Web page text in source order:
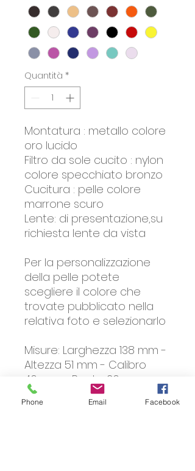
Quantità *
Montatura : metallo colore
oro lucido
Filtro da sole cucito : nylon
colore specchiato bronzo
Cucitura : pelle colore
marrone scuro
Lente: di presentazione,su
richiesta lente da vista
Per la personalizzazione
della pelle potete
scegliere il colore che
trovate pubblicato nella
relativa foto e selezionarlo
Misure: Larghezza 138 mm -
Altezza 51 mm - Calibro
46 mm - Ponte 26 mm-
Lunghezza asta 135 mm.
Phone Email Facebook